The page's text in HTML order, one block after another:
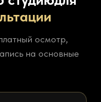
осмотр,
на основные